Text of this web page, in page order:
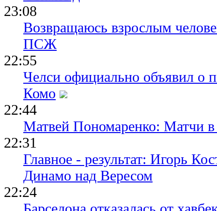
23:08
Возвращаюсь взрослым
ПСЖ
22:55
Челси официально объявил о
Комо
22:44
Матвей Пономаренко: Матчи в
22:31
Главное - результат: Игорь
Динамо над Вересом
22:24